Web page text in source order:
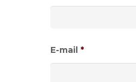
de
date
E-mail *